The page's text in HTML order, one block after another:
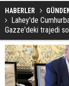
HABERLER
Lahey'de
Gazze'deki trajedi